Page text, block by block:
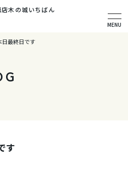
木の城いちばん
MENU
最終日です
す